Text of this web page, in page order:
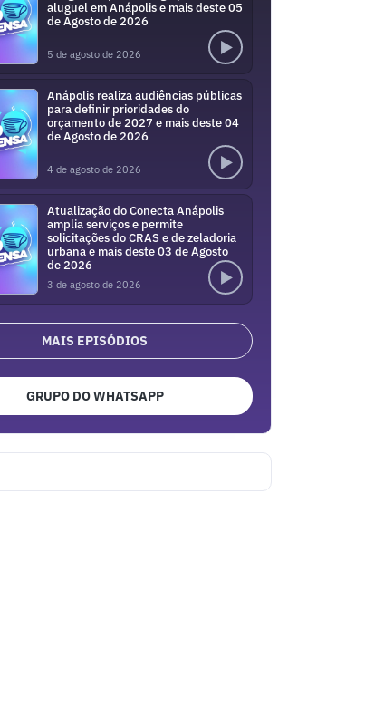
aluguel em Anápolis e mais deste 05
de Agosto de 2026
5 de agosto de 2026
Anápolis realiza audiências públicas
para definir prioridades do
orçamento de 2027 e mais deste 04
de Agosto de 2026
4 de agosto de 2026
Atualização do Conecta Anápolis
amplia serviços e permite
solicitações do CRAS e de zeladoria
urbana e mais deste 03 de Agosto
de 2026
3 de agosto de 2026
MAIS EPISÓDIOS
GRUPO DO WHATSAPP